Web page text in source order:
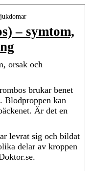
– symtom,
orsak och
brukar benet
Blodproppen kan
Är det en
levrat sig och bildat
delar av kroppen